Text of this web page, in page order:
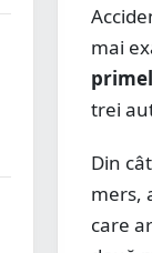
mai
trei
Din
mers,
care